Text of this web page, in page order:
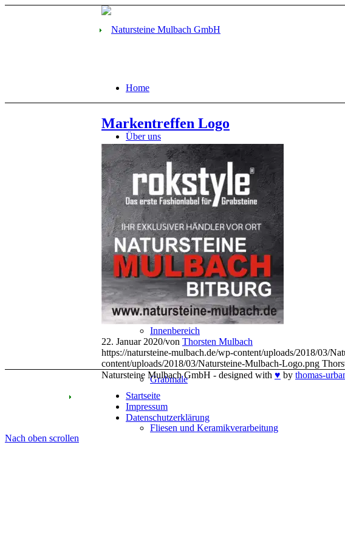
Home
Über uns
Firmengeschichte
Leistungsspektrum
Außenbereich
Innenbereich
Grabmale
Fliesen und Keramikverarbeitung
Markentreffen Logo
22. Januar 2020/von Thorsten Mulbach
https://natursteine-mulbach.de/wp-content/uploads/2018/03/
content/uploads/2018/03/Natursteine-Mulbach-Logo.png
Natursteine Mulbach GmbH - designed with ♥ by thomas-
Startseite
Impressum
Datenschutzerklärung
Nach oben scrollen